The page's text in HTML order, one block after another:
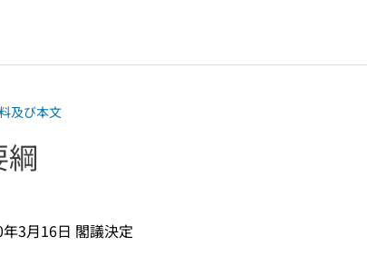
及び本文
3月16日 閣議決定